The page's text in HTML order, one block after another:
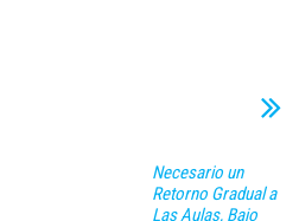
Necesario un
Retorno Gradual a
Las Aulas, Bajo